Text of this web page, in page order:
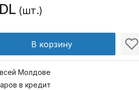
(шт.)
В корзину
Молдове
в кредит